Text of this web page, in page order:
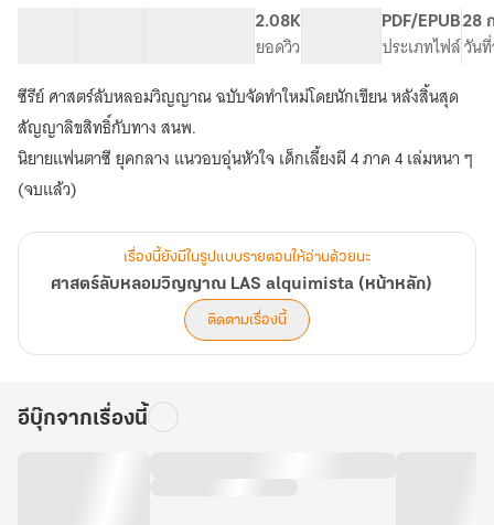
ลับ
หลอม
วิญญาณ
LAS
alquimista
หลัก)
2.08K
ยอดวิว
PDF/EPUB
ประเภทไฟล์
28
วัน
ซีรีย์ ศาสตร์ลับหลอมวิญญาณ ฉบับจัดทำใหม่โดยนักเขียน หลังสิ้นสุด
สัญญาลิขสิทธิ์กับทาง สนพ.
นิยายแฟนตาซี ยุคกลาง แนวอบอุ่นหัวใจ เด็กเลี้ยงผี 4 ภาค 4 เล่มหนา ๆ
(จบแล้ว)
เรื่องนี้ยังมีในรูปแบบรายตอนให้อ่านด้วยนะ
ศาสตร์ลับหลอมวิญญาณ LAS alquimista (หน้าหลัก)
ติดตามเรื่องนี้
อีบุ๊กจากเรื่องนี้